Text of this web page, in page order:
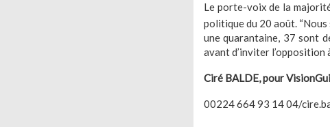
Le porte-voix de la
politique du 20 août. “Nous
une quarantaine, 37 sont
avant d’inviter
Ciré BALDE, pour
00224 664 93 14 04/